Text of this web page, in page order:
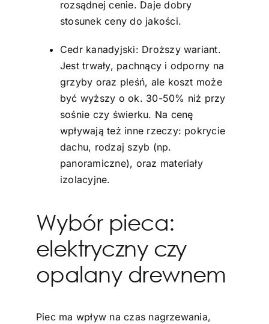
rozsądnej cenie. Daje dobry
stosunek ceny do jakości.
Cedr kanadyjski: Droższy wariant.
Jest trwały, pachnący i odporny na
grzyby oraz pleśń, ale koszt może
być wyższy o ok. 30-50% niż przy
sośnie czy świerku. Na cenę
wpływają też inne rzeczy: pokrycie
dachu, rodzaj szyb (np.
panoramiczne), oraz materiały
izolacyjne.
Wybór pieca:
elektryczny czy
opalany drewnem
Piec ma wpływ na czas nagrzewania,